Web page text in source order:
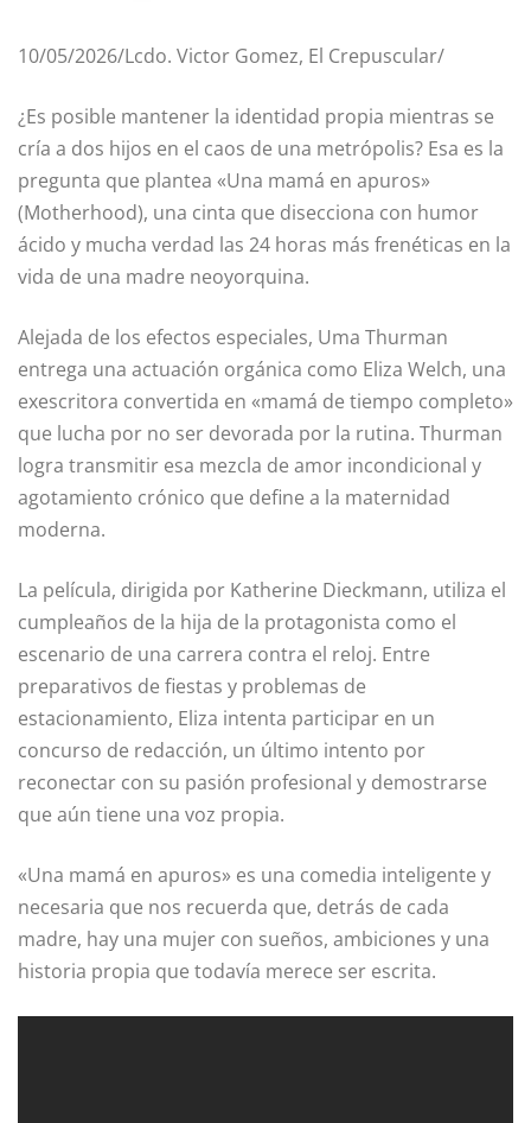
10/05/2026/Lcdo. Victor Gomez, El Crepuscular/
¿Es posible mantener la identidad propia mientras se
cría a dos hijos en el caos de una metrópolis? Esa es la
pregunta que plantea «Una mamá en apuros»
(Motherhood), una cinta que disecciona con humor
ácido y mucha verdad las 24 horas más frenéticas en la
vida de una madre neoyorquina.
Alejada de los efectos especiales, Uma Thurman
entrega una actuación orgánica como Eliza Welch, una
exescritora convertida en «mamá de tiempo completo»
que lucha por no ser devorada por la rutina. Thurman
logra transmitir esa mezcla de amor incondicional y
agotamiento crónico que define a la maternidad
moderna.
La película, dirigida por Katherine Dieckmann, utiliza el
cumpleaños de la hija de la protagonista como el
escenario de una carrera contra el reloj. Entre
preparativos de fiestas y problemas de
estacionamiento, Eliza intenta participar en un
concurso de redacción, un último intento por
reconectar con su pasión profesional y demostrarse
que aún tiene una voz propia.
«Una mamá en apuros» es una comedia inteligente y
necesaria que nos recuerda que, detrás de cada
madre, hay una mujer con sueños, ambiciones y una
historia propia que todavía merece ser escrita.